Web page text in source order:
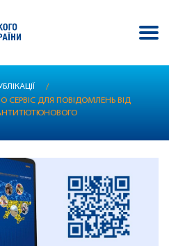
/
СЕРВІС ДЛЯ ПОВІДОМЛЕНЬ ВІД